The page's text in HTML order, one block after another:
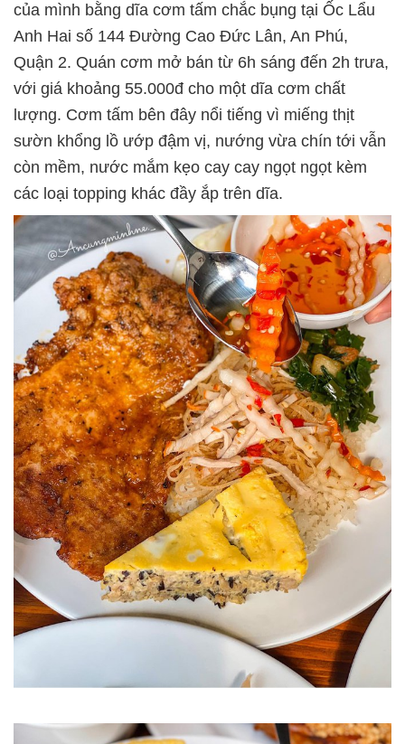
của mình bằng dĩa cơm tấm chắc bụng tại Ốc Lẩu
Anh Hai số 144 Đường Cao Đức Lân, An Phú,
Quận 2. Quán cơm mở bán từ 6h sáng đến 2h trưa,
với giá khoảng 55.000đ cho một dĩa cơm chất
lượng. Cơm tấm bên đây nổi tiếng vì miếng thịt
sườn khổng lồ ướp đậm vị, nướng vừa chín tới vẫn
còn mềm, nước mắm kẹo cay cay ngọt ngọt kèm
các loại topping khác đầy ắp trên dĩa.